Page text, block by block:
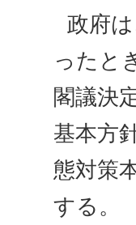
政府
ったと
閣議決
基本方
態対策
する。